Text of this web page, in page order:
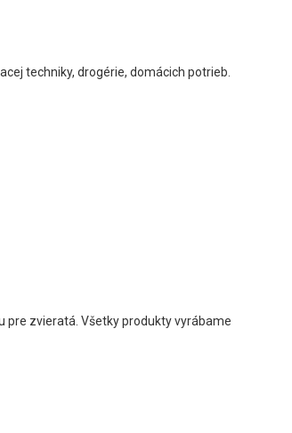
techniky, drogérie, domácich potrieb.
pre zvieratá. Všetky produkty vyrábame